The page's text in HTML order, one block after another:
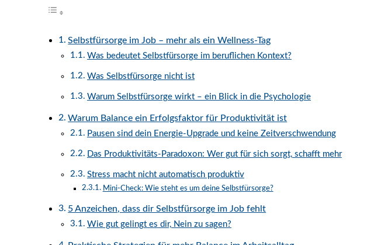
Selbstfürsorge im Job – mehr als ein Wellness-Tag
Was bedeutet Selbstfürsorge im beruflichen Kontext?
Was Selbstfürsorge nicht ist
Warum Selbstfürsorge wirkt – ein Blick in die Psychologie
Warum Balance ein Erfolgsfaktor für Produktivität ist
Pausen sind dein Energie-Upgrade und keine Zeitverschwendung
Das Produktivitäts-Paradoxon: Wer gut für sich sorgt, schafft mehr
Stress macht nicht automatisch produktiv
Mini-Check: Wie steht es um deine Selbstfürsorge?
5 Anzeichen, dass dir Selbstfürsorge im Job fehlt
Wie gut gelingt es dir, Nein zu sagen?